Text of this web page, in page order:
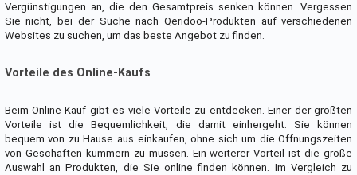
Vergünstigungen an, die den Gesamtpreis senken können. Vergessen
Sie nicht, bei der Suche nach Qeridoo-Produkten auf verschiedenen
Websites zu suchen, um das beste Angebot zu finden.
Vorteile des Online-Kaufs
Beim Online-Kauf gibt es viele Vorteile zu entdecken. Einer der größten
Vorteile ist die Bequemlichkeit, die damit einhergeht. Sie können
bequem von zu Hause aus einkaufen, ohne sich um die Öffnungszeiten
von Geschäften kümmern zu müssen. Ein weiterer Vorteil ist die große
Auswahl an Produkten, die Sie online finden können. Im Vergleich zu